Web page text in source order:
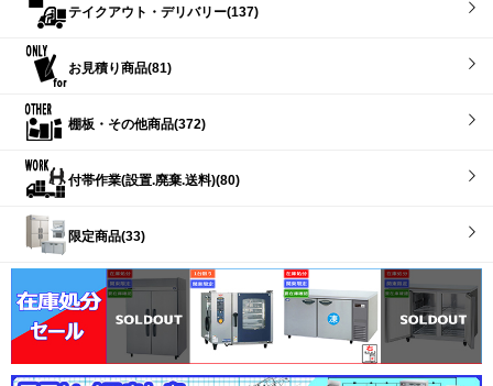
テイクアウト・デリバリー(137)
お見積り商品(81)
棚板・その他商品(372)
付帯作業(設置.廃棄.送料)(80)
限定商品(33)